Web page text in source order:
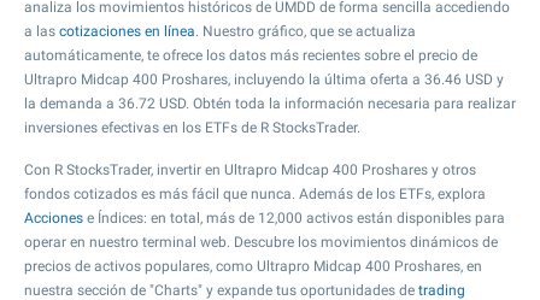
analiza los movimientos históricos de UMDD de forma sencilla accediendo
a las cotizaciones en línea. Nuestro gráfico, que se actualiza
automáticamente, te ofrece los datos más recientes sobre el precio de
Ultrapro Midcap 400 Proshares, incluyendo la última oferta a 36.46 USD y
la demanda a 36.72 USD. Obtén toda la información necesaria para realizar
inversiones efectivas en los ETFs de R StocksTrader.
Con R StocksTrader, invertir en Ultrapro Midcap 400 Proshares y otros
fondos cotizados es más fácil que nunca. Además de los ETFs, explora
Acciones e Índices: en total, más de 12,000 activos están disponibles para
operar en nuestro terminal web. Descubre los movimientos dinámicos de
precios de activos populares, como Ultrapro Midcap 400 Proshares, en
nuestra sección de "Charts" y expande tus oportunidades de trading